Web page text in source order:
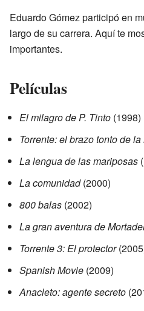
Eduardo Gómez participó en
largo de su carrera. Aquí te
importantes.
Películas
El milagro de P. Tinto (1998)
Torrente: el brazo tonto de la
La lengua de las mariposas
La comunidad(2000)
800 balas (2002)
La gran aventura de
Torrente 3: El protector
Spanish Movie (2009)
Anacleto: agente secreto